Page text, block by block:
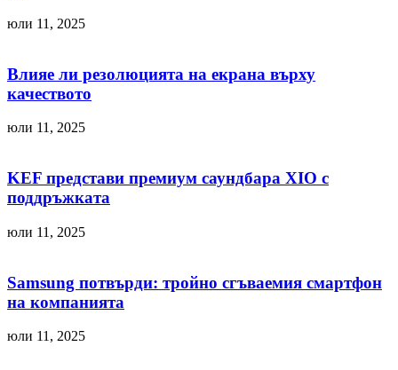
юли 11, 2025
Влияе ли резолюцията на екрана върху
качеството
юли 11, 2025
KEF представи премиум саундбара XIO с
поддръжката
юли 11, 2025
Samsung потвърди: тройно сгъваемия смартфон
на компанията
юли 11, 2025